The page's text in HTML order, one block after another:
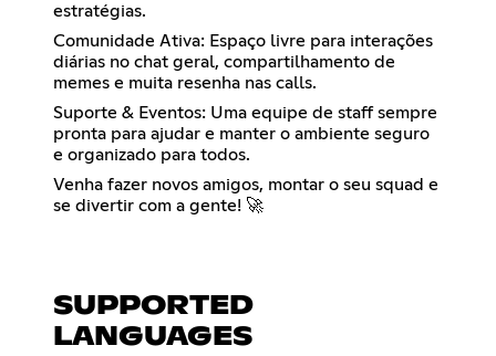
estratégias.
Comunidade Ativa: Espaço livre para interações
diárias no chat geral, compartilhamento de
memes e muita resenha nas calls.
Suporte & Eventos: Uma equipe de staff sempre
pronta para ajudar e manter o ambiente seguro
e organizado para todos.
Venha fazer novos amigos, montar o seu squad e
se divertir com a gente! 🚀
SUPPORTED
LANGUAGES